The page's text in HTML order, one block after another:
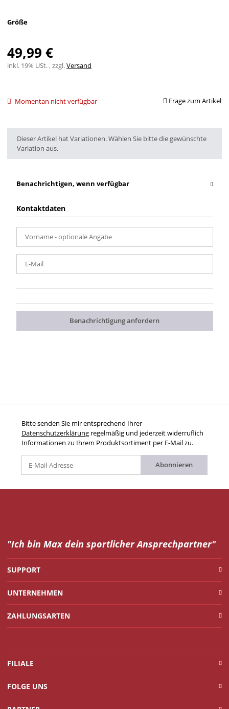
Größe
49,99 €
inkl. 19% USt. , zzgl.Versand
Momentan nicht verfügbar Frage zum Artikel
x
Dieser Artikel hat Variationen. Wählen Sie bitte die gewünschte
Variation aus.
Benachrichtigen, wenn verfügbar
Kontaktdaten
Vorname- optionale Angabe
E-Mail
Benachrichtigung anfordern
Bitte senden Sie mir entsprechend Ihrer
Datenschutzerklärung regelmäßig und jederzeit widerruflich
Informationen zu Ihrem Produktsortiment per E-Mail zu.
Abonnieren
"Ich bin Max dein sportlicher Ansprechpartner"
SUPPORT
UNTERNEHMEN
ZAHLUNGSARTEN
FILIALE
FOLGE UNS